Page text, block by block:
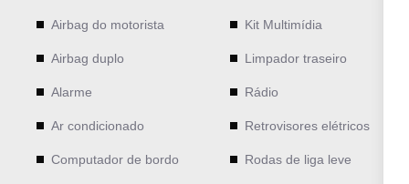
Airbag do motorista
Airbag duplo
Alarme
Ar condicionado
Computador de bordo
Kit Multimídia
Limpador traseiro
Rádio
Retrovisores elétricos
Rodas de liga leve